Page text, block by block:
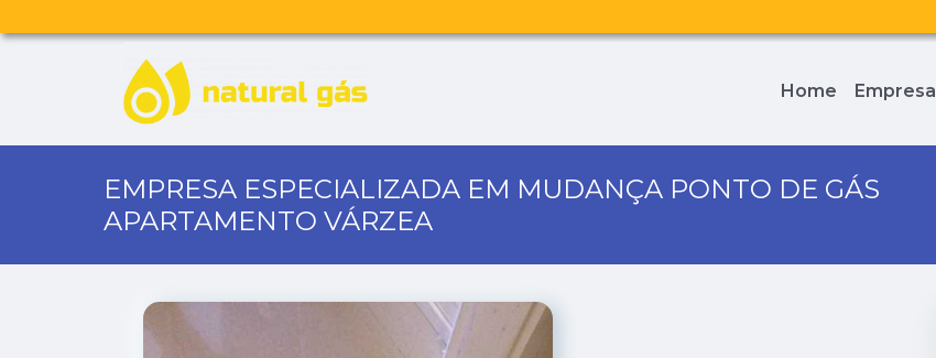
Home Empresa
EMPRESA ESPECIALIZADA EM MUDANÇA PONTO DE GÁS
APARTAMENTO VÁRZEA